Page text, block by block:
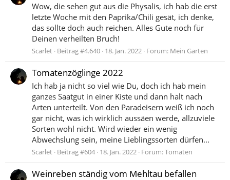
Wow, die sehen gut aus die Physalis, ich hab die erst
letzte Woche mit den Paprika/Chili gesät, ich denke,
das sollte doch auch reichen. Alles Gute noch für
Deinen verheilten Bruch!
Scarlet Beitrag #4.640 18. Jan. 2022 Forum: Mein Garten
Tomatenzöglinge 2022
Ich hab ja nicht so viel wie Du, doch ich hab mein
ganzes Saatgut in einer Kiste und dann halt nach
Arten unterteilt. Von den Paradeisern weiß ich noch
gar nicht, was ich wirklich aussäen werde, allzuviele
Sorten wohl nicht. Wird wieder ein wenig
Abwechslung sein, meine Lieblingssorten dürfen...
Scarlet Beitrag #604 18. Jan. 2022 Forum:Tomaten
Weinreben ständig vom Mehltau befallen